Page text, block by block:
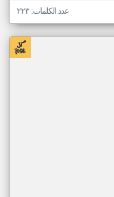
عدد الكلمات: ٢٢٣